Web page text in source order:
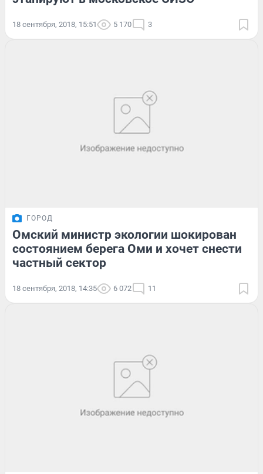
18 сентября, 2018, 15:51 5 170 3
ГОРОД
Омский министр экологии шокирован
состоянием берега Оми и хочет снести
частный сектор
18 сентября, 2018, 14:35 6 072 11